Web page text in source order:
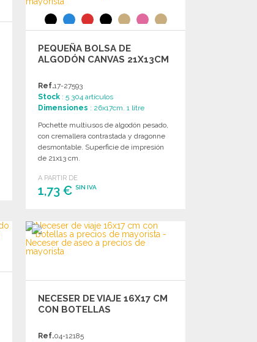
PEQUEÑA BOLSA DE
ALGODÓN CANVAS 21X13CM
Ref.17-27593
Stock : 5 304 artículos
Dimensiones : 26x17cm. 1 litre
Pochette multiusos de algodón pesado,
con cremallera contrastada y dragonne
desmontable. Superficie de impresión
de 21x13 cm.
A PARTIR DE
1,73 €SIN IVA
Solicitar un presupuesto
NECESER DE VIAJE 16X17 CM
CON BOTELLAS
Ref.04-12185